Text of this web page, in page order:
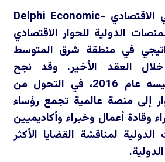
الاقتصادي -Delphi Economic
الدولية للحوار الاقتصادي
في منطقة شرق المتوسط
خلال العقد الأخير. وقد نجح
المنتدى، منذ تأسيسه عام 2016، في التحول من
إلى منصة عالمية تجمع رؤساء
وقادة أعمال وخبراء وأكاديميين
لمناقشة القضايا الأكثر